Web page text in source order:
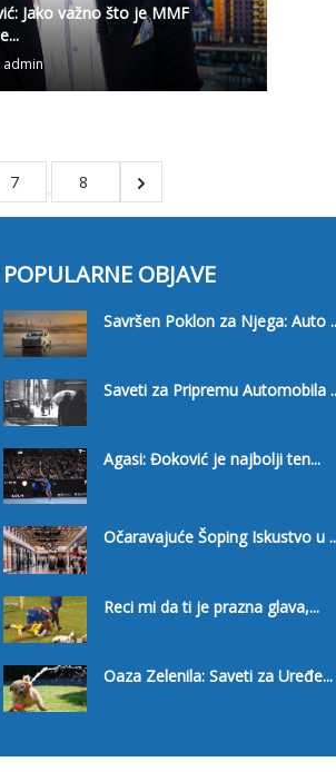
Jako važno što je MMF
admin
7 8
POPULARNE OBJAVE
Savršen Poklon za Njega: Auto
Saveti za Pripremu Automobila
Agasi: Đoković je najbolji ten...
Očaravajuće Šoping Iskustvo u
Reci mi da ti je prazna glava,...
Oaza Zelenila: Saveti za Uređe...